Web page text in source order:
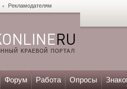
Рекламодателям
Форум Работа Опросы